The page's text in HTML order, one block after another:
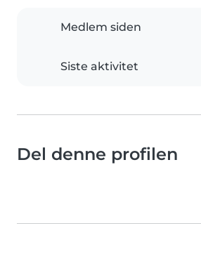
Medlem siden
Siste aktivitet
Del denne profilen